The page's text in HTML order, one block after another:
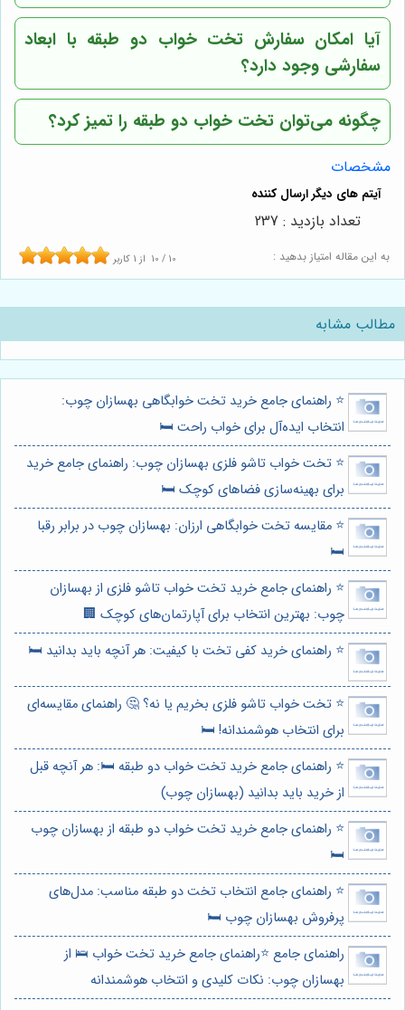
آیا امکان سفارش تخت خواب دو طبقه با ابعاد
سفارشی وجود دارد؟
چگونه می‌توان تخت خواب دو طبقه را تمیز کرد؟
مشخصات
به این مقاله امتیاز بدهید : 10 / 10 از1 کاربر
تعداد بازدید : 237
مطالب مشابه
⭐️ راهنمای جامع خرید تخت خوابگاهی بهسازان چوب:
انتخاب ایده‌آل برای خواب راحت 🛏️
⭐️ تخت خواب تاشو فلزی بهسازان چوب: راهنمای جامع خرید
برای بهینه‌سازی فضاهای کوچک 🛏️
⭐️ مقایسه تخت خوابگاهی ارزان: بهسازان چوب در برابر رقبا
🛏️
⭐️ راهنمای جامع خرید تخت خواب تاشو فلزی از بهسازان
چوب: بهترین انتخاب برای آپارتمان‌های کوچک 🏢
⭐️ راهنمای خرید کفی تخت با کیفیت: هر آنچه باید بدانید 🛏️
⭐️ تخت خواب تاشو فلزی بخریم یا نه؟ 🤔 راهنمای مقایسه‌ای
برای انتخاب هوشمندانه! 🛏️
⭐️ راهنمای جامع خرید تخت خواب دو طبقه 🛏️: هر آنچه قبل
از خرید باید بدانید (بهسازان چوب)
⭐️ راهنمای جامع خرید تخت خواب دو طبقه از بهسازان چوب
🛏️
⭐️ راهنمای جامع انتخاب تخت دو طبقه مناسب: مدل‌های
پرفروش بهسازان چوب 🛏️
راهنمای جامع ⭐️راهنمای جامع خرید تخت خواب 🛌 از
بهسازان چوب: نکات کلیدی و انتخاب هوشمندانه